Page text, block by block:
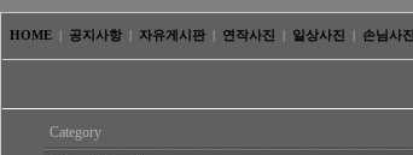
HOME 공지사항 자유게시판 연작사진 일상사진 손님사진
Category